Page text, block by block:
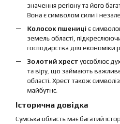
значення регіону та його
Вона є символом сили і
Колосок пшениці є
земель області,
господарства для економіки
Золотий хрест уособлює
та віру, що займають
області. Хрест також
майбутнє.
Історична довідка
Сумська область має багатий